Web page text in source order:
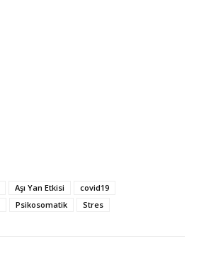
Aşı Yan Etkisi
covid19
Psikosomatik Stres